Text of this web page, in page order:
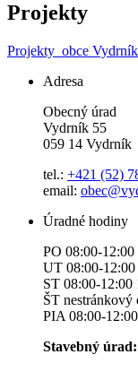
Projekty
Projekty obce Vydrník
Adresa
Obecný úrad
Vydrník 55
059 14 Vydrník
tel.: +421 (52)
email:
Úradné hodiny
PO 08:00-
UT 08:00-
ST 08:00-12:00
ŠT nestránkový
PIA 08:00-
Stavebný úrad: